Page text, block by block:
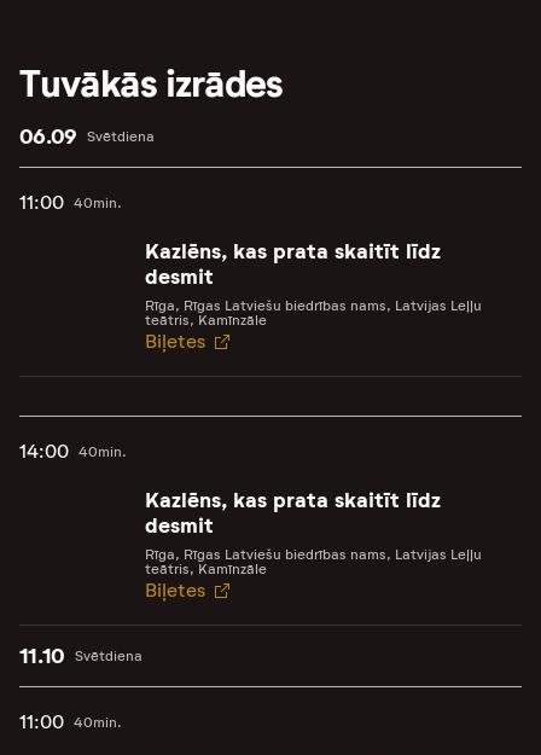
Tuvākās izrādes
Svētdiena
06.09
11:00 40min.
Kazlēns, kas prata skaitīt līdz
desmit
Rīga, Rīgas Latviešu biedrības nams, Latvijas Leļļu
teātris, Kamīnzāle
Biļetes
14:00 40min.
Kazlēns, kas prata skaitīt līdz
desmit
Rīga, Rīgas Latviešu biedrības nams, Latvijas Leļļu
teātris, Kamīnzāle
Biļetes
Svētdiena
11.10
11:00 40min.